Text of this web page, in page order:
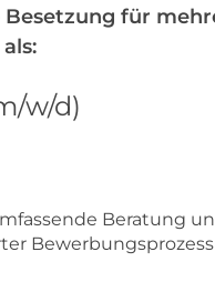
für
w/d)
Beratung